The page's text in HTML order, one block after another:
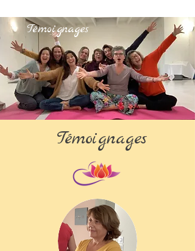
Témoignages
Témoignages